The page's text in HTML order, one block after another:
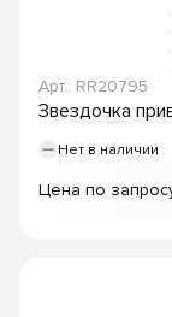
Арт.: RR20795
Звездочка
Нет в наличии
Цена по